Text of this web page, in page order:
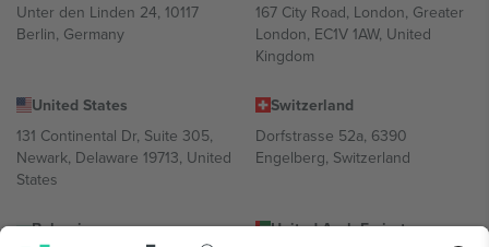
Unter den Linden 24, 10117
Berlin, Germany
167 City Road, London, Greater
London, EC1V 1AW, United
Kingdom
United States
131 Continental Dr, Suite 305,
Newark, Delaware 19713, United
States
Switzerland
Dorfstrasse 52a, 6390
Engelberg, Switzerland
Bulgaria
United Arab Emirates